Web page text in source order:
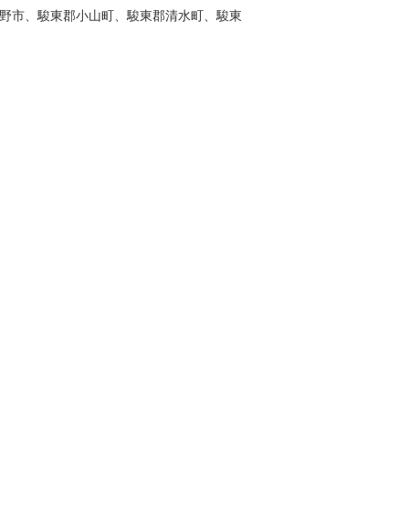
市、駿東郡小山町、駿東郡清水町、駿東